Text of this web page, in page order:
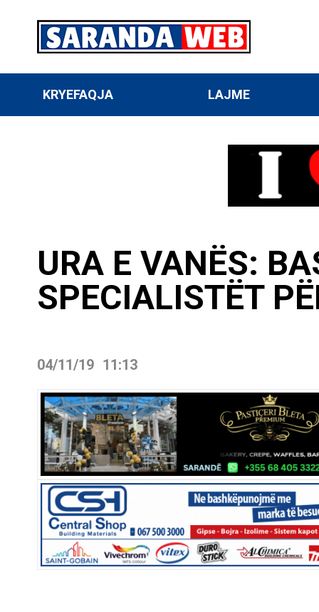
KRYEFAQJA LAJME
URA E VANËS:
SPECIALISTËT
04/11/19 11:13